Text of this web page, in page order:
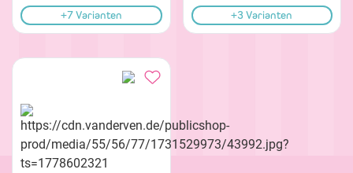
+7 Varianten +3 Varianten